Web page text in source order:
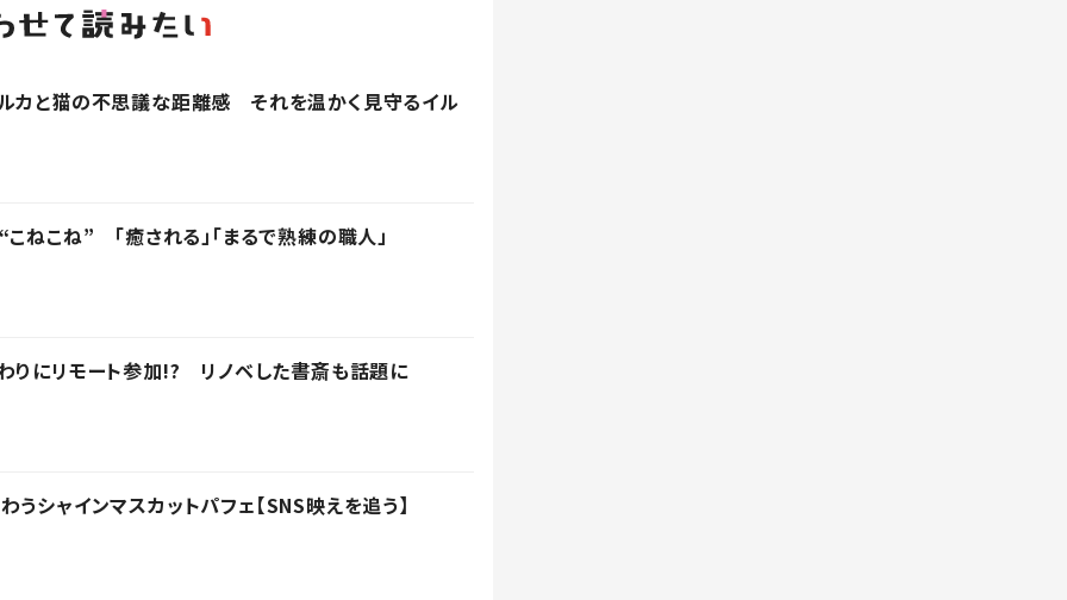
カと猫の不思議な距離感 それを温かく見守るイル
ねこね” 「癒される」「まるで熟練の職人」
りにリモート参加!? リノベした書斎も話題に
シャインマスカットパフェ【SNS映えを追う】